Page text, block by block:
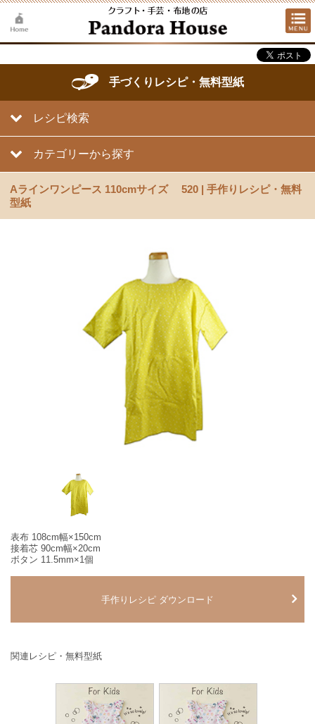
手づくりレシピ・無料型紙
レシピ検索
カテゴリーから探す
Aラインワンピース 110cmサイズ 520 | 手作りレシピ・無料
型紙
表布 108cm幅×150cm
接着芯 90cm幅×20cm
ボタン 11.5mm×1個
手作りレシピ ダウンロード
関連レシピ・無料型紙